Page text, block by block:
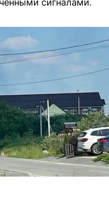
сигналами.